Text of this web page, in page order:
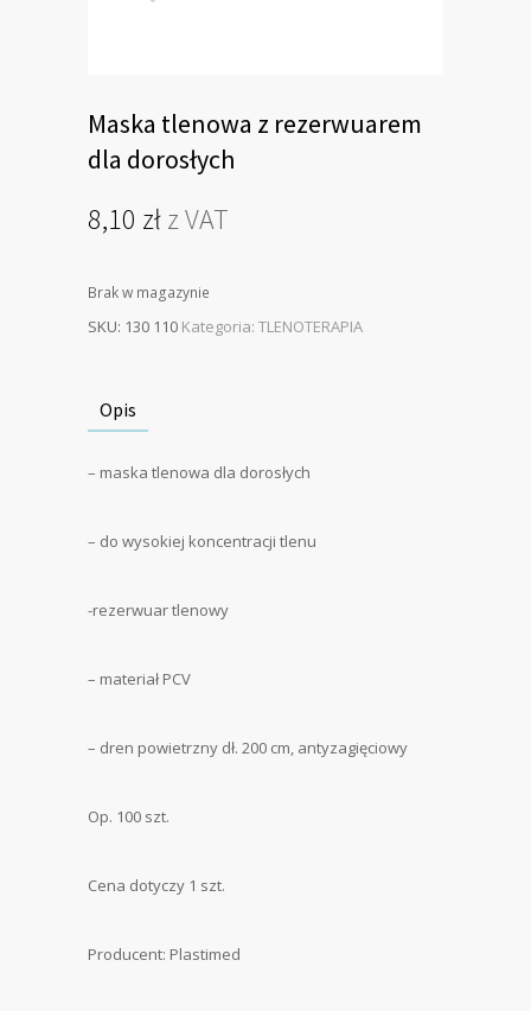
Maska tlenowa z rezerwuarem
dla dorosłych
8,10 złz VAT
Brak w magazynie
SKU: 130 110 Kategoria: TLENOTERAPIA
Opis
– maska tlenowa dla dorosłych
– do wysokiej koncentracji tlenu
-rezerwuar tlenowy
– materiał PCV
– dren powietrzny dł. 200 cm, antyzagięciowy
Op. 100 szt.
Cena dotyczy 1 szt.
Producent: Plastimed